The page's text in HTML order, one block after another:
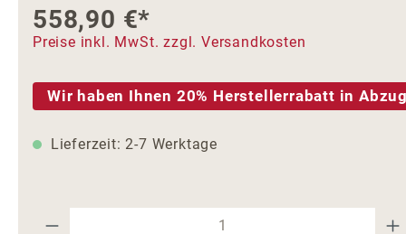
558,90 €*
Preise inkl. MwSt. zzgl. Versandkosten
Wir haben Ihnen 20% Herstellerrabatt in
Lieferzeit: 2-7 Werktage
Produkt Anzahl: Gib den